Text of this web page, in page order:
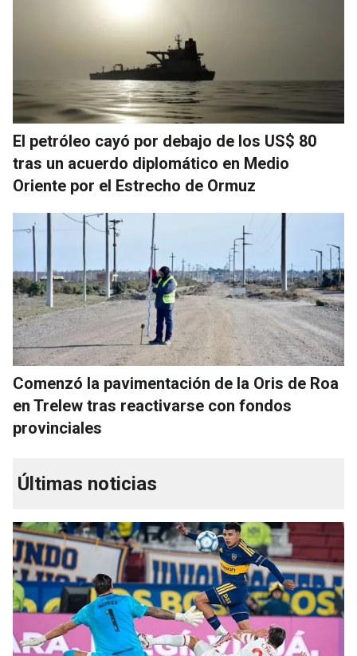
El petróleo cayó por debajo de los US$ 80
tras un acuerdo diplomático en Medio
Oriente por el Estrecho de Ormuz
Comenzó la pavimentación de la Oris de Roa
en Trelew tras reactivarse con fondos
provinciales
Últimas noticias